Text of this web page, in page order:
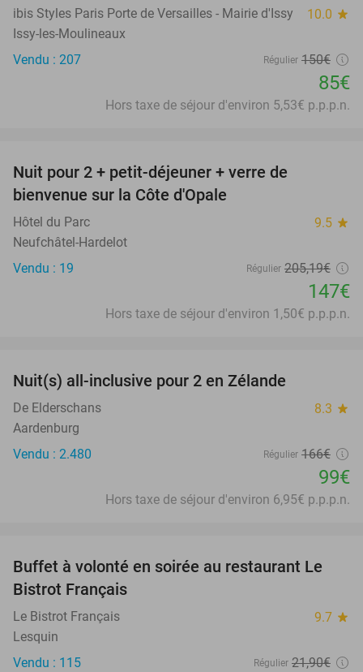
ibis Styles Paris Porte de Versailles - Mairie d'Issy 10.0 star
Issy-les-Moulineaux
Vendu : 207
Régulier 150€
85€
Hors taxe de séjour d'environ 5,53€ p.p.p.n.
Nuit pour 2 + petit-déjeuner + verre de
bienvenue sur la Côte d'Opale
Hôtel du Parc 9.5 star
Neufchâtel-Hardelot
Vendu : 19
Régulier 205,19€
147€
Hors taxe de séjour d'environ 1,50€ p.p.p.n.
Nuit(s) all-inclusive pour 2 en Zélande
De Elderschans 8.3 star
Aardenburg
Vendu : 2.480
Régulier 166€
99€
Hors taxe de séjour d'environ 6,95€ p.p.p.n.
25%
Buffet à volonté en soirée au restaurant Le
Bistrot Français
Le Bistrot Français 9.7 star
Lesquin
Vendu : 115
Régulier 21,90€